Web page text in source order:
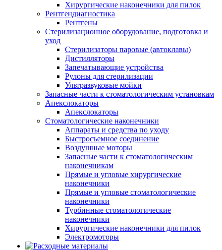
Хирургические наконечники для пилок
Рентгендиагностика
Рентгены
Стерилизационное оборудование, подготовка и
уход
Стерилизаторы паровые (автоклавы)
Дистилляторы
Запечатывающие устройства
Рулоны для стерилизации
Ультразвуковые мойки
Запасные части к стоматологическим установкам
Апекслокаторы
Апекслокаторы
Стоматологические наконечники
Аппараты и средства по уходу
Быстросъемное соединение
Воздушные моторы
Запасные части к стоматологическим
наконечникам
Прямые и угловые хирургические
наконечники
Прямые и угловые стоматологические
наконечники
Турбинные стоматологические
наконечники
Хирургические наконечники для пилок
Электромоторы